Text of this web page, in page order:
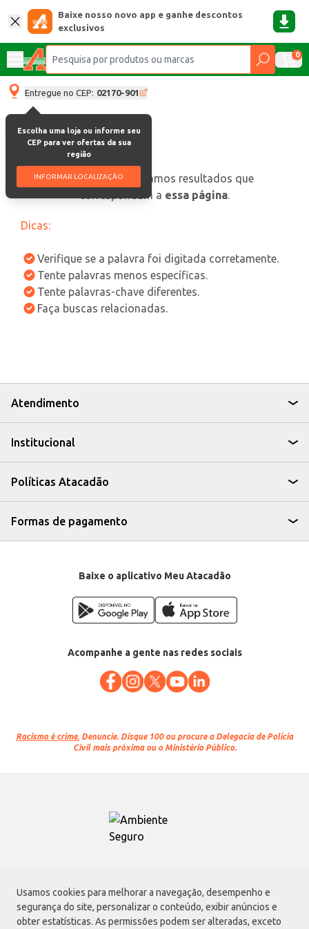
Usamos cookies para melhorar a navegação, desempenho e
segurança do site, personalizar o conteúdo, exibir anúncios e
obter estatísticas. As permissões podem ser alteradas, exceto
Baixe nosso novo app e ganhe descontos
exclusivos
0
Entregue no CEP: 02170-901
Escolha uma loja ou informe seu
CEP para ver ofertas da sua
região
INFORMAR LOCALIZAÇÃO
oops, não encontramos resultados que
correspondam a essa página.
Dicas:
Verifique se a palavra foi digitada corretamente.
Tente palavras menos específicas.
Tente palavras-chave diferentes.
Faça buscas relacionadas.
Atendimento
Institucional
Políticas Atacadão
Formas de pagamento
Baixe o aplicativo Meu Atacadão
Acompanhe a gente nas redes sociais
Racismo é crime. Denuncie. Disque 100 ou procure a Delegacia de Polícia
Civil mais próxima ou o Ministério Público.
Atacadão S.A.
Avenida Morvan Dias de Figueiredo, 6169, Vila Maria, São Paulo - SP | CEP
02170-901 | CNPJ: 75.315.333/0001-09